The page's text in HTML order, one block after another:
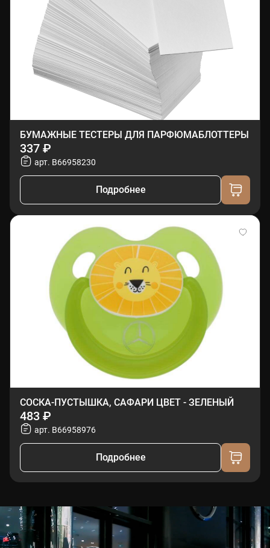
БУМАЖНЫЕ ТЕСТЕРЫ ДЛЯ ПАРФЮМАБЛОТТЕРЫ
337 ₽
арт. B66958230
Подробнее
СОСКА-ПУСТЫШКА, САФАРИ ЦВЕТ - ЗЕЛЕНЫЙ
483 ₽
арт. B66958976
Подробнее